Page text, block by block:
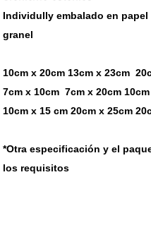
Individully embalado en
granel
10cm x 20cm 13cm x 23cm
7cm x 10cm 7cm x 20cm
10cm x 15 cm 20cm x 25cm
*Otra especificación y el
los requisitos